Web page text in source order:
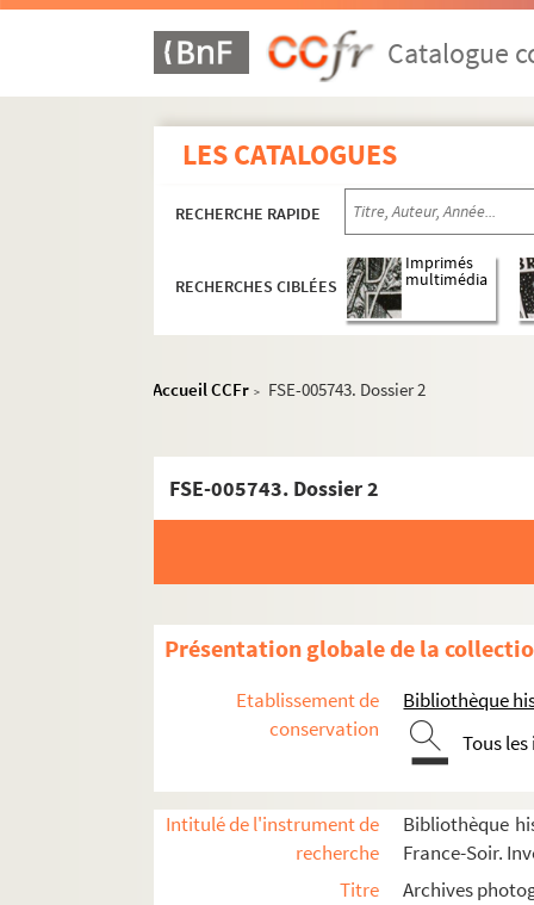
Catalogue
LES CATALOGUES
RECHERCHE RAPIDE
RECHERCHES CIBLÉES
Imprimés
multimédia
Accueil CCFr > FSE-005743. Dossier 2
FSE-005743. Dossier 2
Présentation globale de la
Etablissement de
conservation
Bibliothèque
Tous
Intitulé de l'instrument de
recherche
Bibliothèque
France-Soir.
Titre
Archives
FSE-004149. Marion, Paul
Masina, Giulietta
FSE-004150. Mesnard, René